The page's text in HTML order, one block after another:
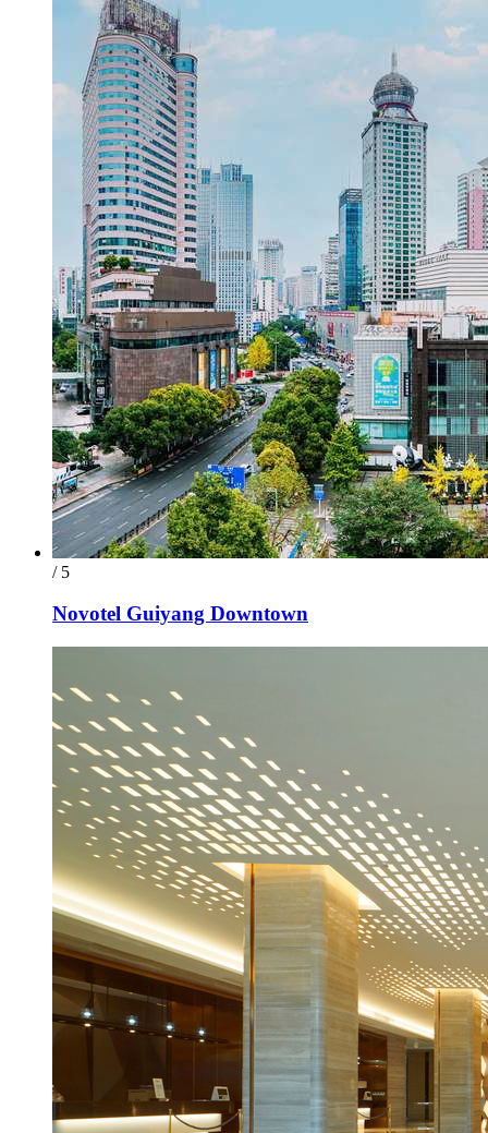
/ 5
Novotel Guiyang Downtown